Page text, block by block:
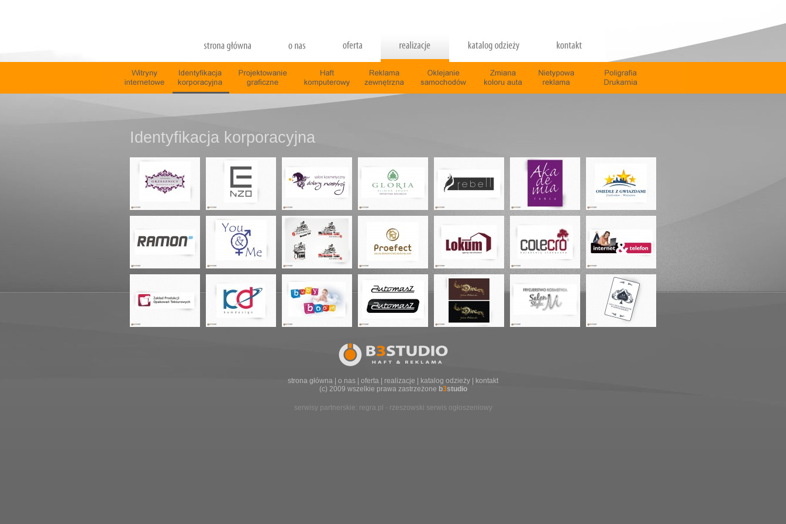
Identyfikacja korporacyjna
strona główna o nas oferta realizacje katalog odzieży
kontakt
(c) 2009 wszelkie prawa zastrzeżone b3studio
serwisy partnerskie: regra.pl - rzeszowski serwis ogłoszeniowy